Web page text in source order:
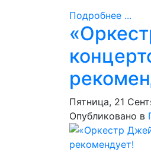
Подробнее ...
Пятница, 21
Опубликовано в